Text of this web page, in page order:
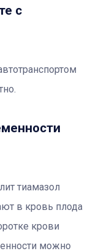
с
тиамазол
в кровь плода
крови
можно